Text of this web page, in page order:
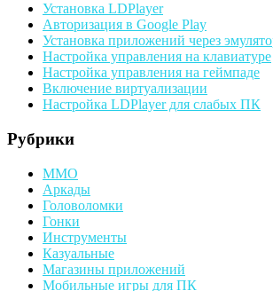
Установка LDPlayer
Авторизация в Google Play
Установка приложений через
Настройка управления на клавиатуре
Настройка управления на геймпаде
Включение виртуализации
Настройка LDPlayer для слабых ПК
Рубрики
MMO
Аркады
Головоломки
Гонки
Инструменты
Казуальные
Магазины приложений
Мобильные игры для ПК